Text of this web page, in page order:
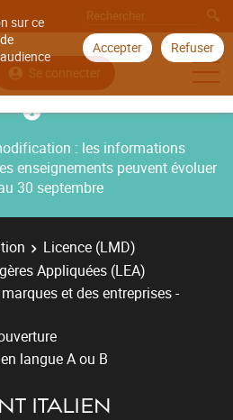
sur ce
Accepter Refuser
Se connecter
: les informations
enseignements peuvent évoluer
30 septembre
Licence (LMD)
Appliquées (LEA)
et des entreprises -
langue A ou B
ITALIEN